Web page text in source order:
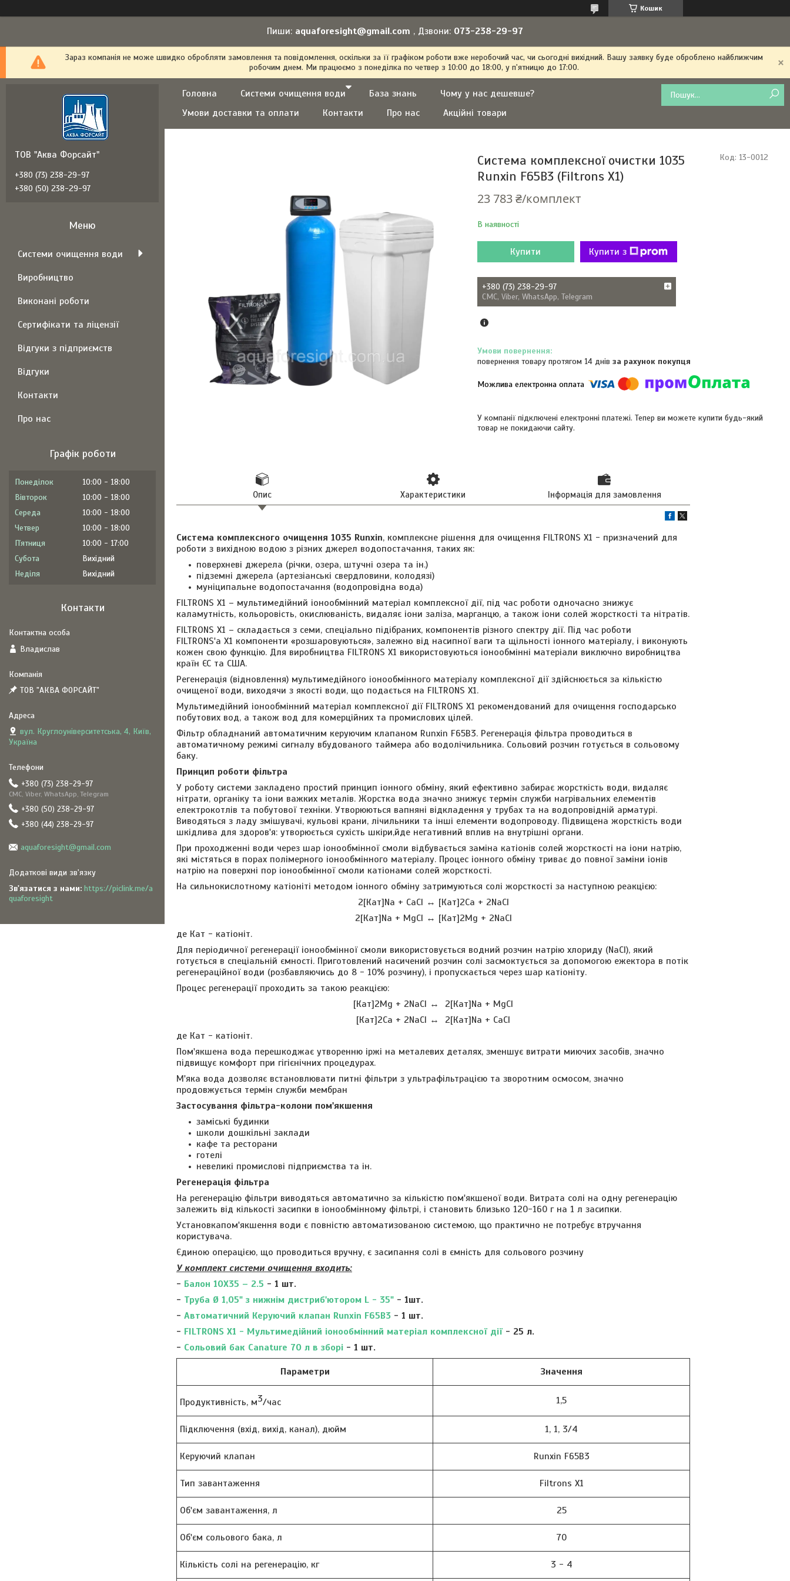
Кошик
Пиши: aquaforesight@gmail.com , Дзвони: 073-238-29-97
Зараз компанія не може швидко обробляти замовлення та повідомлення, оскільки за її графіком роботи вже неробочий час, чи сьогодні вихідний. Вашу заявку буде оброблено найближчим
робочим днем. Ми працюємо з понеділка по четвер з 10:00 до 18:00, у п'ятницю до 17:00.
Головна Системи очищення води База знань
Чому у нас дешевше?
Умови доставки та оплати
Контакти Про нас Акційні товари
Система комплексної очистки 1035
Runxin F65В3 (Filtrons X1)
23 783 ₴/комплект
В наявності
Код: 13-0012
Купити Купити з
+380 (73) 238-29-97
СМС, Viber, WhatsApp, Telegram
повернення товару протягом 14 днів за рахунок покупця
У компанії підключені електронні платежі. Тепер ви можете купити будь-який
товар не покидаючи сайту.
Опис Характеристики Інформація для замовлення
Система комплексного очищення 1035 Runxin, комплексне рішення для очищення FILTRONS X1 - призначений для
роботи з вихідною водою з різних джерел водопостачання, таких як:
поверхневі джерела (річки, озера, штучні озера та ін.)
підземні джерела (артезіанські свердловини, колодязі)
муніципальне водопостачання (водопровідна вода)
FILTRONS X1 – мультимедійний іонообмінний матеріал комплексної дії, під час роботи одночасно знижує
каламутність, кольоровість, окислюваність, видаляє іони заліза, марганцю, а також іони солей жорсткості та нітратів.
FILTRONS X1 – складається з семи, спеціально підібраних, компонентів різного спектру дії. Під час роботи
FILTRONS'а X1 компоненти «розшаровуються», залежно від насипної ваги та щільності іонного матеріалу, і виконують
кожен свою функцію. Для виробництва FILTRONS X1 використовуються іонообмінні матеріали виключно виробництва
країн ЄС та США.
Регенерація (відновлення) мультимедійного іонообмінного матеріалу комплексної дії здійснюється за кількістю
очищеної води, виходячи з якості води, що подається на FILTRONS X1.
Мультимедійний іонообмінний матеріал комплексної дії FILTRONS X1 рекомендований для очищення господарсько
побутових вод, а також вод для комерційних та промислових цілей.
Фільтр обладнаний автоматичним керуючим клапаном Runxin F65B3. Регенерація фільтра проводиться в
автоматичному режимі сигналу вбудованого таймера або водолічильника. Сольовий розчин готується в сольовому
баку.
Принцип роботи фільтра
У роботу системи закладено простий принцип іонного обміну, який ефективно забирає жорсткість води, видаляє
нітрати, органіку та іони важких металів. Жорстка вода значно знижує термін служби нагрівальних елементів
електрокотлів та побутової техніки. Утворюються вапняні відкладення у трубах та на водопровідній арматурі.
Виводяться з ладу змішувачі, кульові крани, лічильники та інші елементи водопроводу. Підвищена жорсткість води
шкідлива для здоров'я: утворюється сухість шкіри,йде негативний вплив на внутрішні органи.
При проходженні води через шар іонообмінної смоли відбувається заміна катіонів солей жорсткості на іони натрію,
які містяться в порах полімерного іонообмінного матеріалу. Процес іонного обміну триває до повної заміни іонів
натрію на поверхні пор іонообмінної смоли катіонами солей жорсткості.
На сильнокислотному катіоніті методом іонного обміну затримуються солі жорсткості за наступною реакцією:
2[Кат]Nа + CaCl ↔ [Кат]2Са + 2NaCl
2[Кат]Nа + MgCl ↔ [Кат]2Mg + 2NaCl
де Кат - катіоніт.
Для періодичної регенерації іонообмінної смоли використовується водний розчин натрію хлориду (NaCl), який
готується в спеціальній ємності. Приготовлений насичений розчин солі засмоктується за допомогою ежектора в потік
регенераційної води (розбавляючись до 8 - 10% розчину), і пропускається через шар катіоніту.
Процес регенерації проходить за такою реакцією:
[Кат]2Mg + 2NaCl ↔ 2[Кат]Nа + MgCl
[Кат]2Са + 2NaCl ↔ 2[Кат]Nа + CaCl
де Кат - катіоніт.
Пом'якшена вода перешкоджає утворенню іржі на металевих деталях, зменшує витрати миючих засобів, значно
підвищує комфорт при гігієнічних процедурах.
М'яка вода дозволяє встановлювати питні фільтри з ультрафільтрацією та зворотним осмосом, значно
продовжується термін служби мембран
Застосування фільтра-колони пом'якшення
заміські будинки
школи дошкільні заклади
кафе та ресторани
готелі
невеликі промислові підприємства та ін.
Регенерація фільтра
На регенерацію фільтри виводяться автоматично за кількістю пом'якшеної води. Витрата солі на одну регенерацію
залежить від кількості засипки в іонообмінному фільтрі, і становить близько 120-160 г на 1 л засипки.
Установкапом'якшення води є повністю автоматизованою системою, що практично не потребує втручання
користувача.
Єдиною операцією, що проводиться вручну, є засипання солі в ємність для сольового розчину
У комплект системи очищення входить:
- Балон 10X35 – 2.5 - 1 шт.
- Труба Ø 1,05" з нижнім дистриб'ютором L - 35" - 1шт.
- Автоматичний Керуючий клапан Runxin F65B3 - 1 шт.
- FILTRONS X1 - Мультимедійний іонообмінний матеріал комплексної дії - 25 л.
- Сольовий бак Canature 70 л в зборі - 1 шт.
Параметри Значення
Продуктивність, м3/час 1,5
Підключення (вхід, вихід, канал), дюйм 1, 1, 3/4
Керуючий клапан Runxin F65B3
Тип завантаження Filtrons X1
Об'єм завантаження, л 25
Об'єм сольового бака, л 70
Кількість солі на регенерацію, кг 3 - 4
ТОВ "Аква Форсайт"
+380 (73) 238-29-97
+380 (50) 238-29-97
Системи очищення води
Виробництво
Виконані роботи
Сертифікати та ліцензії
Відгуки з підприємств
Відгуки
Контакти
Про нас
Графік роботи
Понеділок 10:00
18:00
Вівторок
10:00
18:00
Середа
10:00
18:00
Четвер
10:00
18:00
Пʼятниця
10:00
17:00
Субота
Вихідний
Неділя
Вихідний
Контакти
Владислав
ТОВ "АКВА ФОРСАЙТ"
вул. Круглоуніверситетська, 4, Київ,
Україна
+380 (73) 238-29-97
СМС, Viber, WhatsApp, Telegram
+380 (50) 238-29-97
+380 (44) 238-29-97
aquaforesight@gmail.com
Зв'язатися з нами https://piclink.me/a
quaforesight